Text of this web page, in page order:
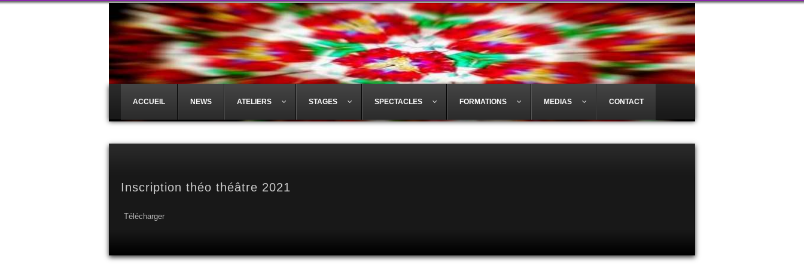
ACCUEIL NEWS ATELIERS STAGES SPECTACLES FORMATIONS MEDIAS CONTACT
Inscription théo théâtre 2021
Télécharger